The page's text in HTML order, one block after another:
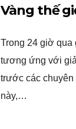
Vàng thế
Trong 24 giờ qua
tương ứng với
trước các chuyên
này,…